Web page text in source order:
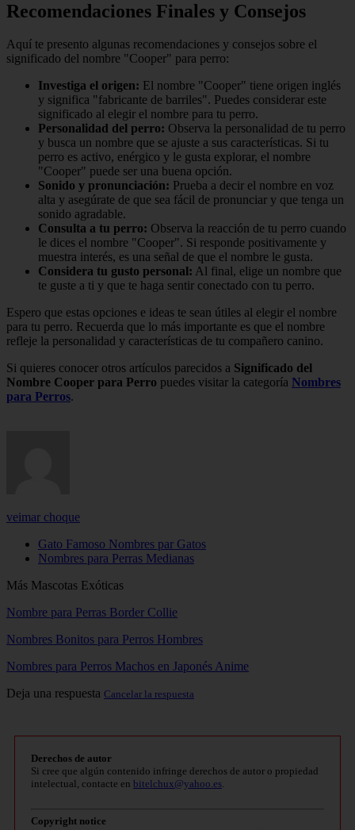
Recomendaciones Finales y Consejos
Aquí te presento algunas recomendaciones y consejos sobre el
significado del nombre "Cooper" para perro:
Investiga el origen: El nombre "Cooper" tiene origen inglés
y significa "fabricante de barriles". Puedes considerar este
significado al elegir el nombre para tu perro.
Personalidad del perro: Observa la personalidad de tu perro
y busca un nombre que se ajuste a sus características. Si tu
perro es activo, enérgico y le gusta explorar, el nombre
"Cooper" puede ser una buena opción.
Sonido y pronunciación: Prueba a decir el nombre en voz
alta y asegúrate de que sea fácil de pronunciar y que tenga un
sonido agradable.
Consulta a tu perro: Observa la reacción de tu perro cuando
le dices el nombre "Cooper". Si responde positivamente y
muestra interés, es una señal de que el nombre le gusta.
Considera tu gusto personal: Al final, elige un nombre que
te guste a ti y que te haga sentir conectado con tu perro.
Espero que estas opciones e ideas te sean útiles al elegir el nombre
para tu perro. Recuerda que lo más importante es que el nombre
refleje la personalidad y características de tu compañero canino.
Si quieres conocer otros artículos parecidos a Significado del
Nombre Cooper para Perro puedes visitar la categoría Nombres
para Perros.
veimar choque
Gato Famoso Nombres par Gatos
Nombres para Perras Medianas
Más Mascotas Exóticas
Nombre para Perras Border Collie
Nombres Bonitos para Perros Hombres
Nombres para Perros Machos en Japonés Anime
Deja una respuesta Cancelar la respuesta
Derechos de autor
Si cree que algún contenido infringe derechos de autor o propiedad
intelectual, contacte en bitelchux@yahoo.es.
Copyright notice